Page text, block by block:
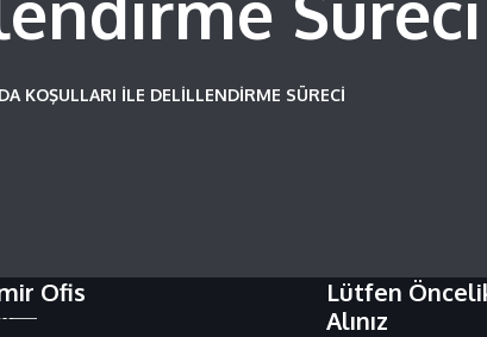
KOŞULLARI İLE DELILLENDIRME SÜRECI
Ofis
Lütfen
Alınız